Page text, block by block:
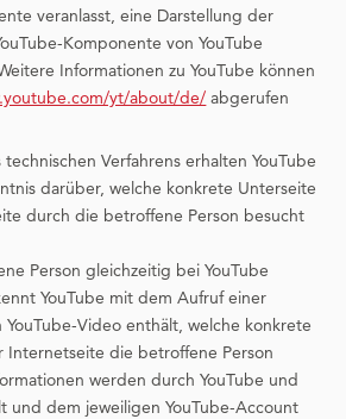
veranlasst, eine Darstellung der
Komponente von YouTube
Informationen zu YouTube können
yt/about/de/ abgerufen
Verfahrens erhalten YouTube
darüber, welche konkrete Unterseite
durch die betroffene Person besucht
Person gleichzeitig bei YouTube
YouTube mit dem Aufruf einer
Video enthält, welche konkrete
Internetseite die betroffene Person
werden durch YouTube und
und dem jeweiligen YouTube-Account